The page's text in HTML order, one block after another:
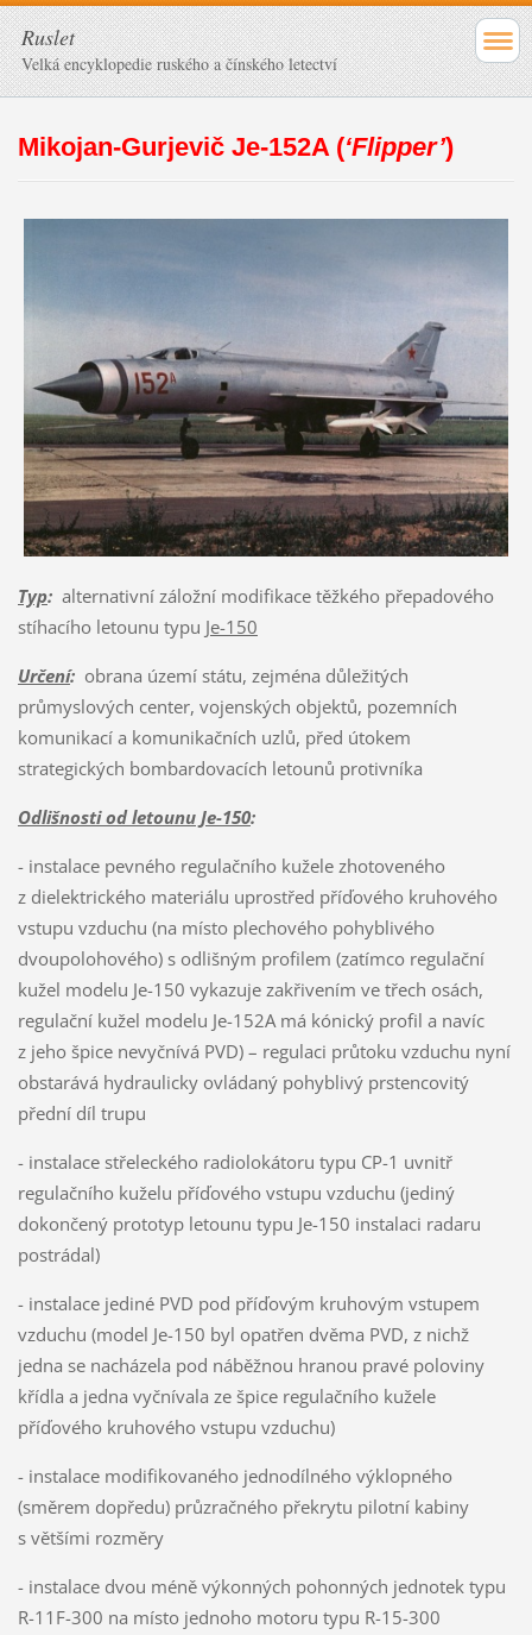
Ruslet
Velká encyklopedie ruského a čínského letectví
Mikojan-Gurjevič Je-152A (‘Flipper’)
Typ:alternativní záložní modifikace těžkého přepadového
stíhacího letounu typu Je-150
Určení:obrana území státu, zejména důležitých
průmyslových center, vojenských objektů, pozemních
komunikací a komunikačních uzlů, před útokem
strategických bombardovacích letounů protivníka
Odlišnosti od letounu Je-150:
- instalace pevného regulačního kužele zhotoveného
z dielektrického materiálu uprostřed příďového kruhového
vstupu vzduchu (na místo plechového pohyblivého
dvoupolohového) s odlišným profilem (zatímco regulační
kužel modelu Je-150 vykazuje zakřivením ve třech osách,
regulační kužel modelu Je-152A má kónický profil a navíc
z jeho špice nevyčnívá PVD) – regulaci průtoku vzduchu nyní
obstarává hydraulicky ovládaný pohyblivý prstencovitý
přední díl trupu
- instalace střeleckého radiolokátoru typu CP-1 uvnitř
regulačního kuželu příďového vstupu vzduchu (jediný
dokončený prototyp letounu typu Je-150 instalaci radaru
postrádal)
- instalace jediné PVD pod příďovým kruhovým vstupem
vzduchu (model Je-150 byl opatřen dvěma PVD, z nichž
jedna se nacházela pod náběžnou hranou pravé poloviny
křídla a jedna vyčnívala ze špice regulačního kužele
příďového kruhového vstupu vzduchu)
- instalace modifikovaného jednodílného výklopného
(směrem dopředu) průzračného překrytu pilotní kabiny
s většími rozměry
- instalace dvou méně výkonných pohonných jednotek typu
R-11F-300 na místo jednoho motoru typu R-15-300